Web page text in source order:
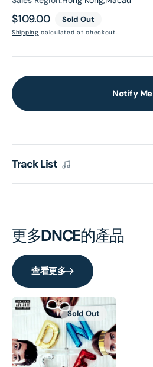
Regular
price
$109.00 Sold Out
Shipping calculated at checkout.
Notify Me
Track List
更多DNCE的產品
查看更多
Sold Out